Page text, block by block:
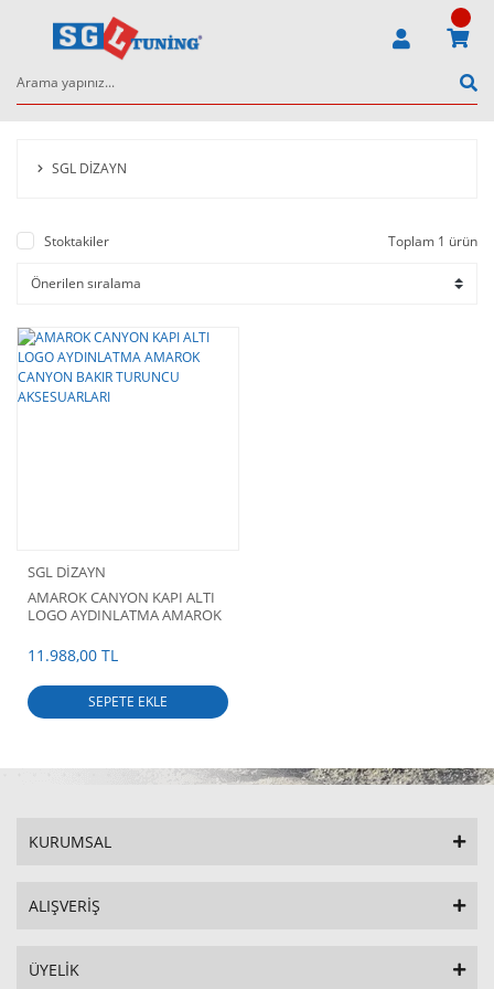
SGL DİZAYN
Stoktakiler Toplam 1 ürün
SGL DİZAYN
AMAROK CANYON KAPI ALTI
LOGO AYDINLATMA AMAROK
AKSESUARLARI
11.988,00 TL
SEPETE EKLE
KURUMSAL
ALIŞVERİŞ
ÜYELİK